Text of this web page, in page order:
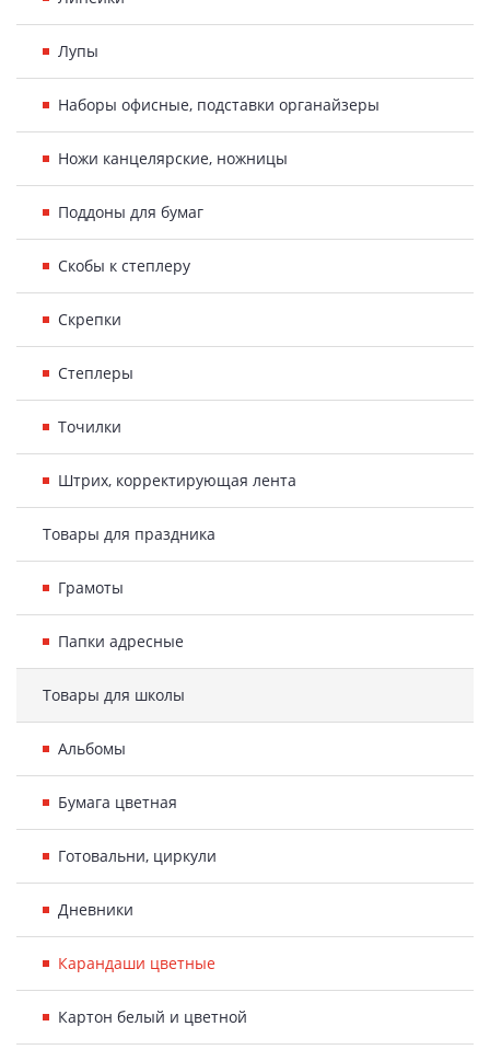
Лупы
Наборы офисные, подставки органайзеры
Ножи канцелярские, ножницы
Поддоны для бумаг
Скобы к степлеру
Скрепки
Степлеры
Точилки
Штрих, корректирующая лента
Товары для праздника
Грамоты
Папки адресные
Товары для школы
Альбомы
Бумага цветная
Готовальни, циркули
Дневники
Карандаши цветные
Картон белый и цветной